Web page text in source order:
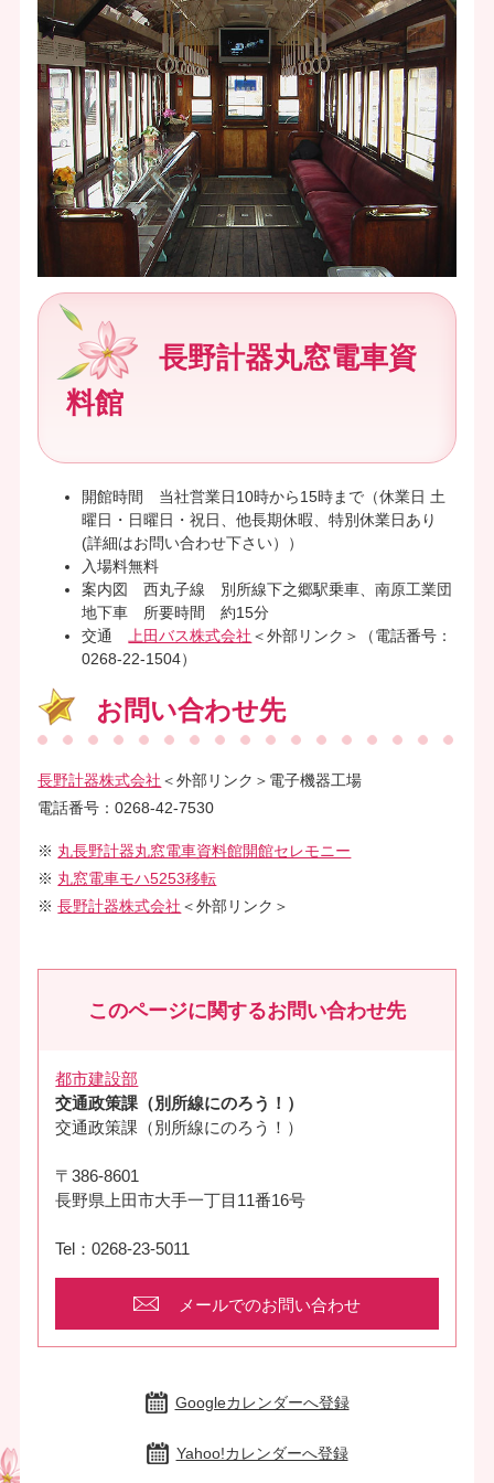
長野計器丸窓電車資
料館
開館時間 当社営業日10時から15時まで（休業日 土
曜日・日曜日・祝日、他長期休暇、特別休業日あり
(詳細はお問い合わせ下さい））
入場料無料
案内図 西丸子線 別所線下之郷駅乗車、南原工業団
地下車 所要時間 約15分
交通
上田バス株式会社 ＜外部リンク＞
（電話番号：
0268-22-1504）
お問い合わせ先
長野計器株式会社 ＜外部リンク＞ 電子機器工場
電話番号：0268-42-7530
※ 丸長野計器丸窓電車資料館開館セレモニー
※ 丸窓電車モハ5253移転
※長野計器株式会社 ＜外部リンク＞
このページに関するお問い合わせ先
都市建設部
交通政策課（別所線にのろう！）
交通政策課（別所線にのろう！）
〒386-8601
長野県上田市大手一丁目11番16号
Tel：0268-23-5011
メールでのお問い合わせ
Googleカレンダーへ登録
Yahoo!カレンダーへ登録